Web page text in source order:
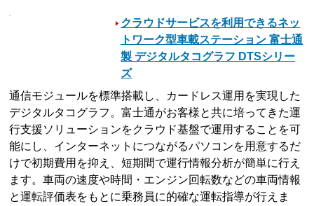
クラウドサービスを利用できるネッ
トワーク型車載ステーション 富士通
製 デジタルタコグラフ DTSシリー
ズ
通信モジュールを標準搭載し、カードレス運用を実現した
デジタルタコグラフ。富士通がお客様と共に培ってきた運
行支援ソリューションをクラウド基盤で運用することを可
能にし、インターネットにつながるパソコンを用意するだ
けで初期費用を抑え、短期間で運行情報分析が簡単に行え
ます。車両の速度や時間・エンジン回転数などの車両情報
と運転評価表をもとに乗務員に的確な運転指導が行えま